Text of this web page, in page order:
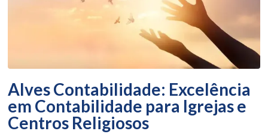
Alves Contabilidade: Excelência
em Contabilidade para Igrejas e
Centros Religiosos